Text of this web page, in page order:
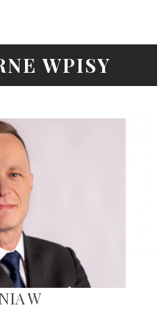
WPISY
W